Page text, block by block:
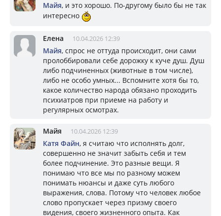
Майя, и это хорошо. По-другому было бы не так
интересно
Елена 10.04.2026 12:39
Майя, спрос не оттуда происходит, они сами
пролоббировали себе дорожку к куче душ. Душ
либо подчиненных (животные в том числе),
либо не особо умных... Вспомните хотя бы то,
какое количество народа обязано проходить
психиатров при приеме на работу и
регулярных осмотрах.
Майя 10.04.2026 12:39
Катя Файн, я считаю что исполнять долг,
совершенно не значит забыть себя и тем
более подчинение. Это разные вещи. Я
понимаю что все мы по разному можем
понимать нюансы и даже суть любого
выражения, слова. Потому что человек любое
слово пропускает через призму своего
видения, своего жизненного опыта. Как